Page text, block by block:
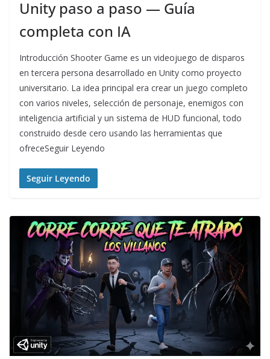
Unity paso a paso — Guía
completa con IA
Introducción Shooter Game es un videojuego de disparos
en tercera persona desarrollado en Unity como proyecto
universitario. La idea principal era crear un juego completo
con varios niveles, selección de personaje, enemigos con
inteligencia artificial y un sistema de HUD funcional, todo
construido desde cero usando las herramientas que
ofreceSeguir Leyendo
Seguir Leyendo